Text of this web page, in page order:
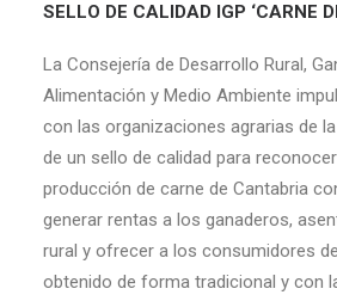
SELLO DE CALIDAD IGP ‘CARNE
La Consejería de Desarrollo Rural,
Alimentación y Medio Ambiente
con las organizaciones agrarias de
de un sello de calidad para
producción de carne de Cantabria
generar rentas a los ganaderos,
rural y ofrecer a los consumidores
obtenido de forma tradicional y con